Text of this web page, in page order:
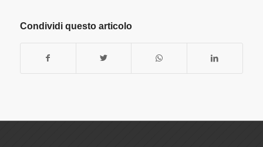
Condividi questo articolo